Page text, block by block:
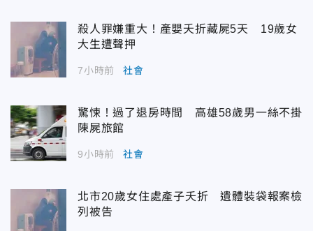
殺人罪嫌重大！產嬰夭折藏屍5天 19歲女
大生遭聲押
7小時前 社會
驚悚！過了退房時間 高雄58歲男一絲不掛
陳屍旅館
9小時前 社會
北市20歲女住處產子夭折 遺體裝袋報案檢
列被告